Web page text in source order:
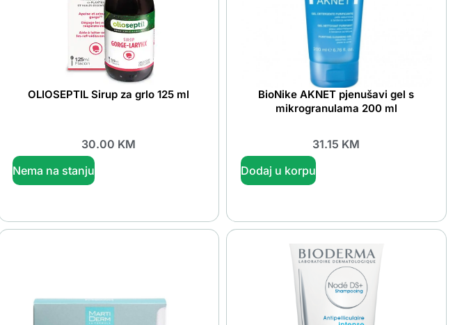
OLIOSEPTIL Sirup za grlo 125 ml
30.00 KM
Nema na stanju
BioNike AKNET pjenušavi gel s
mikrogranulama 200 ml
31.15 KM
Dodaj u korpu